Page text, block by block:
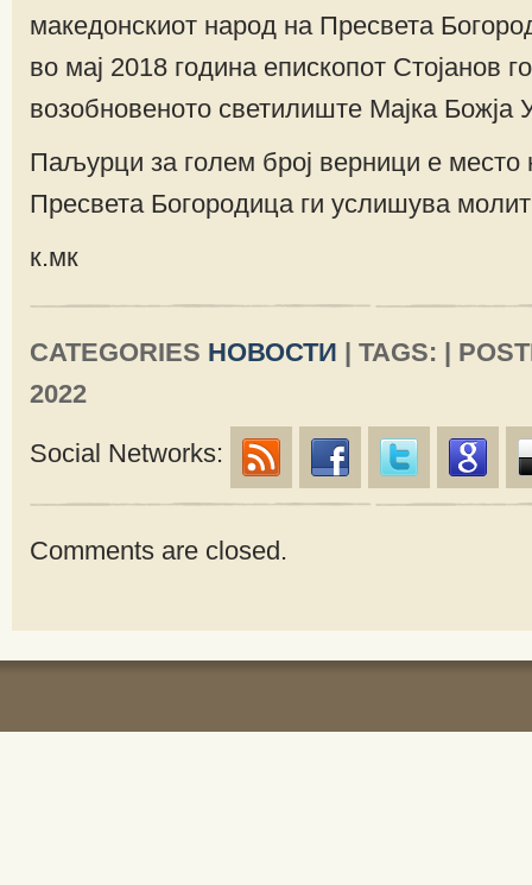
македонскиот народ на Пресвета
во мај 2018 година епископот Стојанов
возобновеното светилиште Мајка Божја
Паљурци за голем број верници е
Пресвета Богородица ги услишува
к.мк
CATEGORIES НОВОСТИ | TAGS: |
2022
Social Networks:
Comments are closed.